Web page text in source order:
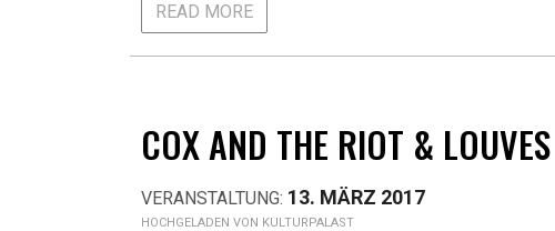
READ MORE
COX AND THE RIOT &
13. MÄRZ 2017
KULTURPALAST